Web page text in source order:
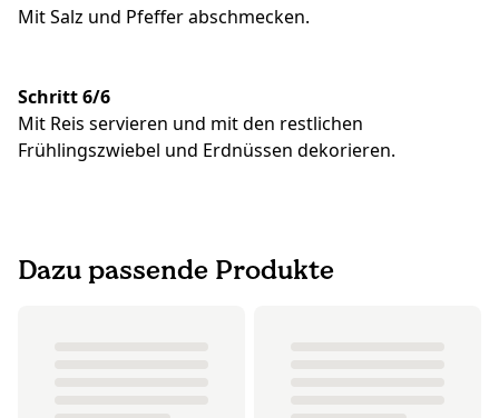
Mit Salz und Pfeffer abschmecken.
Schritt 6/6
Mit Reis servieren und mit den restlichen
Frühlingszwiebel und Erdnüssen dekorieren.
Dazu passende Produkte